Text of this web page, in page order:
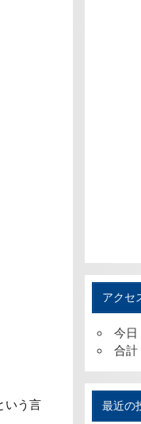
いう言
アクセ
今日
合計
最近の